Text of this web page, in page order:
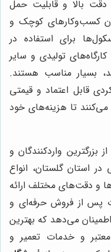
بالا و قابلیت حمل
کسب‌وکارهای کوچک و
برای استفاده در
تولیدی و سایر
بسیار مناسب هستند.
قابل اعتماد و قیمتی
تا هزینه‌های خود
بزرگترین واردکنندگان و
استان گلستان، انواع
و دقت‌های مختلف ارائه
پس از فروش حرفه‌ای و
می‌دهد که بهترین
و خدمات تعمیر و